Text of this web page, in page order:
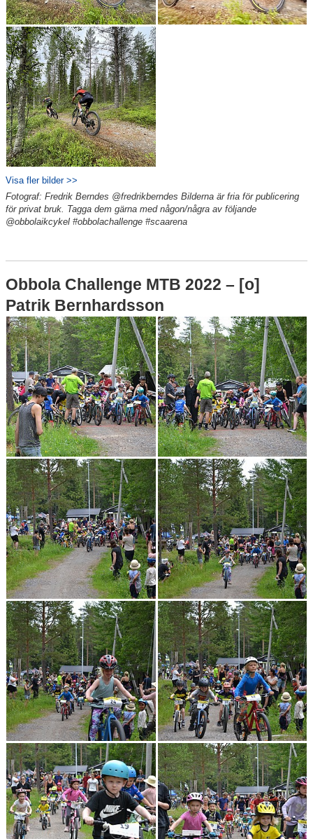
Visa fler bilder >>
Fotograf: Fredrik Berndes @fredrikberndes Bilderna är fria för publicering
för privat bruk. Tagga dem gärna med någon/några av följande
@obbolaikcykel #obbolachallenge #scaarena
Obbola Challenge MTB 2022 – [o]
Patrik Bernhardsson